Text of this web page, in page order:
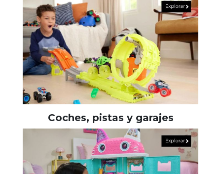
Coches, pistas y garajes